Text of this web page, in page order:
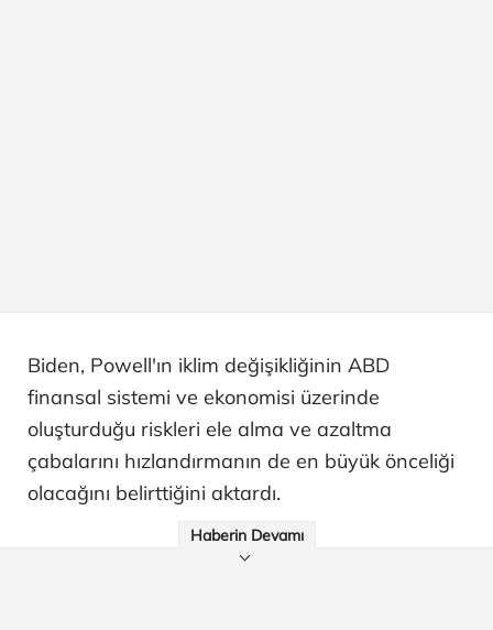
Biden, Powell'ın iklim değişikliğinin ABD
finansal sistemi ve ekonomisi üzerinde
oluşturduğu riskleri ele alma ve azaltma
çabalarını hızlandırmanın de en büyük önceliği
olacağını belirttiğini aktardı.
Haberin Devamı